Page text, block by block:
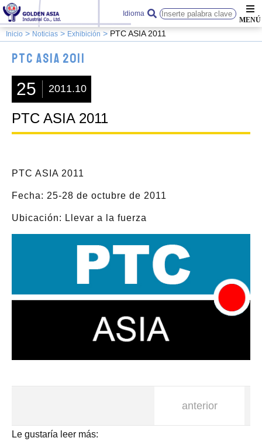
Idioma
Inicio Noticias Exhibición PTC ASIA 2011
PTC ASIA 2011
25 2011.10
PTC ASIA 2011
PTC ASIA 2011
Fecha: 25-28 de octubre de 2011
Ubicación: Llevar a la fuerza
anterior
Le gustaría leer más: